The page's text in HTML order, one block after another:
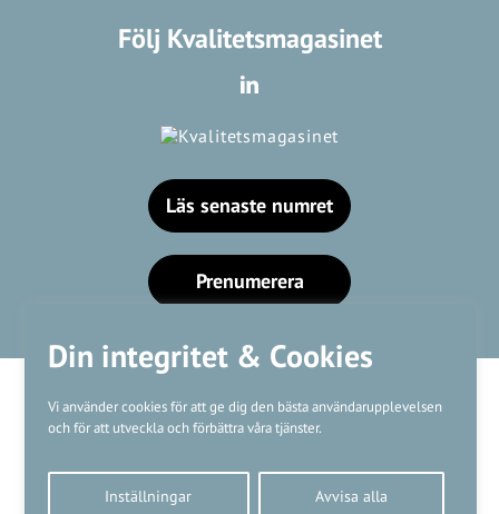
Din integritet & Cookies
Vi använder cookies för att ge dig den bästa användarupplevelsen
och för att utveckla och förbättra våra tjänster.
Inställningar Avvisa alla
Följ Kvalitetsmagasinet
Läs senaste numret
Prenumerera